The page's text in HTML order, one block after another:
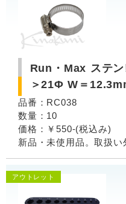
Run・Max ステ
＞21Φ W＝
品番：RC038
数量：10
価格：￥550-(税込み)
新品・未使用品。取扱い
アウトレット